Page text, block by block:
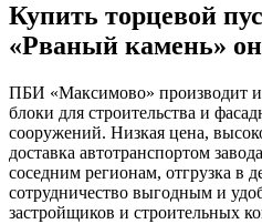
Купить торцевой
«Рваный камень»
ПБИ «Максимово» производит и
блоки для строительства и
сооружений. Низкая цена,
доставка автотранспортом
соседним регионам, отгрузка в
сотрудничество выгодным и
застройщиков и строительных